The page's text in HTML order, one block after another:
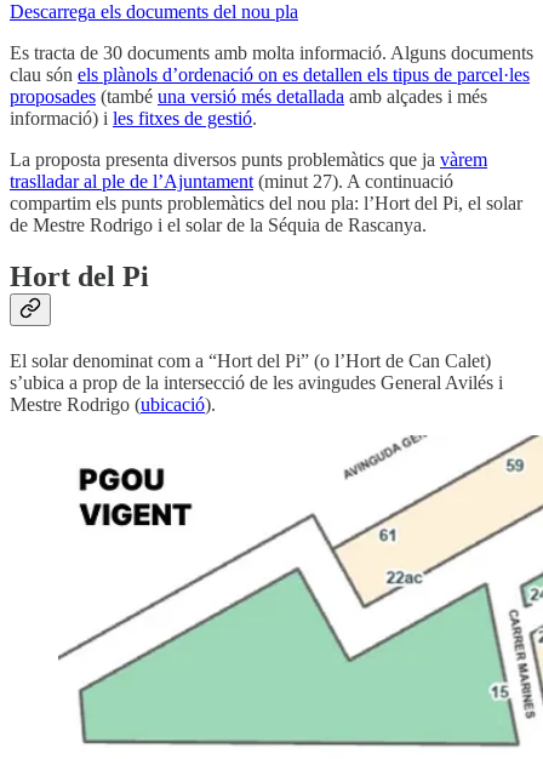
Descarrega els documents del nou pla
Es tracta de 30 documents amb molta informació. Alguns documents
clau són els plànols d’ordenació on es detallen els tipus de parcel·les
proposades (també una versió més detallada amb alçades i més
informació) i les fitxes de gestió.
La proposta presenta diversos punts problemàtics que ja vàrem
traslladar al ple de l’Ajuntament (minut 27). A continuació
compartim els punts problemàtics del nou pla: l’Hort del Pi, el solar
de Mestre Rodrigo i el solar de la Séquia de Rascanya.
Hort del Pi
El solar denominat com a “Hort del Pi” (o l’Hort de Can Calet)
s’ubica a prop de la intersecció de les avingudes General Avilés i
Mestre Rodrigo (ubicació).